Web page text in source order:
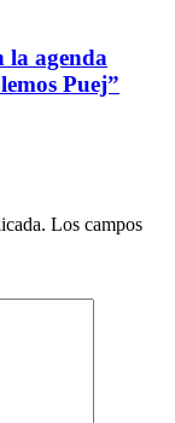
la agenda
Puej”
Los campos